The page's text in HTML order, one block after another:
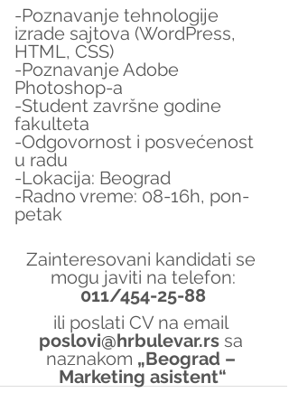
-Poznavanje tehnologije
izrade sajtova (WordPress,
HTML, CSS)
-Poznavanje Adobe
Photoshop-a
-Student završne godine
fakulteta
-Odgovornost i posvećenost
u radu
-Lokacija: Beograd
-Radno vreme: 08-16h, pon-
petak
Zainteresovani kandidati se
mogu javiti na telefon:
011/454-25-88
ili poslati CV na email
poslovi@hrbulevar.rs sa
naznakom „Beograd –
Marketing asistent“